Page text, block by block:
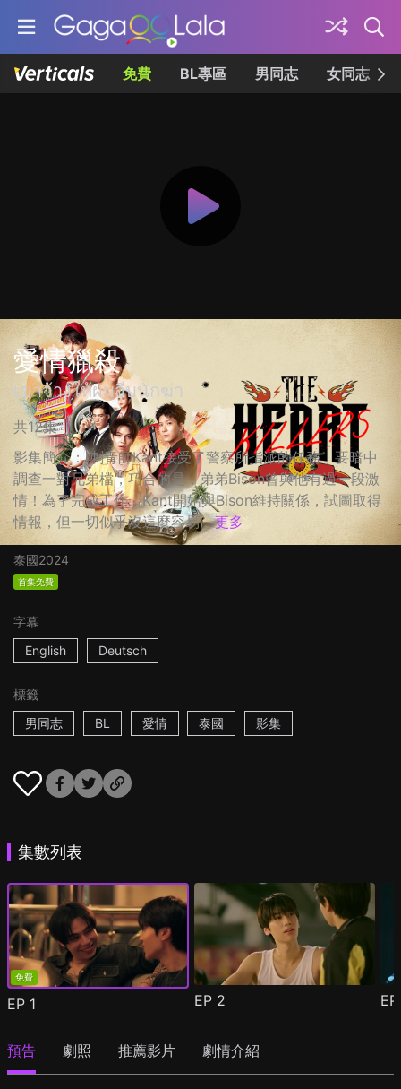
免費 BL專區 男同志 女同志
愛情獵殺
เขาจ้างให้ผมจีบนักฆ่า
共12集
影集簡介： 刺青師Kant接受了警察所指派的任務，要暗中
調查一對兄弟檔，巧合的是，弟弟Bison曾與他有過一段激
情！為了完成工作，Kant開始與Bison維持關係，試圖取得
情報，但一切似乎沒這麼容易... 更多
泰國2024
首集免費
字幕
English
Deutsch
標籤
男同志
BL 愛情 泰國 影集
集數列表
免費
EP 1 EP 2
預告 劇照 推薦影片 劇情介紹